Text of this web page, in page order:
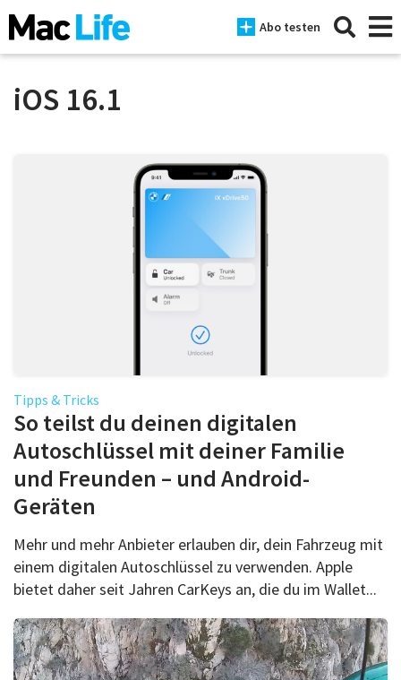
Abo testen
Über uns
Podcast
Mac Life+
Anmelden
iOS 16.1
Tipps & Tricks
So teilst du deinen digitalen
Autoschlüssel mit deiner Familie
und Freunden – und Android-
Geräten
Mehr und mehr Anbieter erlauben dir, dein Fahrzeug mit
einem digitalen Autoschlüssel zu verwenden. Apple
bietet daher seit Jahren CarKeys an, die du im Wallet...